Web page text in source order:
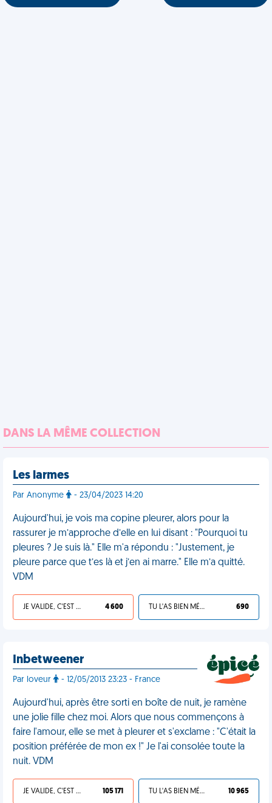
DANS LA MÊME COLLECTION
Les larmes
Par Anonyme - 23/04/2023 14:20
Aujourd'hui, je vois ma copine pleurer, alors pour la
rassurer je m’approche d’elle en lui disant : "Pourquoi tu
pleures ? Je suis là." Elle m'a répondu : "Justement, je
pleure parce que t’es là et j’en ai marre." Elle m’a quitté.
VDM
JE VALIDE, C'EST UNE VDM 4 600 TU L'AS BIEN MÉRITÉ 690
Inbetweener
Par loveur - 12/05/2013 23:23 - France
Aujourd'hui, après être sorti en boîte de nuit, je ramène
une jolie fille chez moi. Alors que nous commençons à
faire l'amour, elle se met à pleurer et s'exclame : "C'était la
position préférée de mon ex !" Je l'ai consolée toute la
nuit. VDM
JE VALIDE, C'EST UNE VDM 105 171 TU L'AS BIEN MÉRITÉ 10 965